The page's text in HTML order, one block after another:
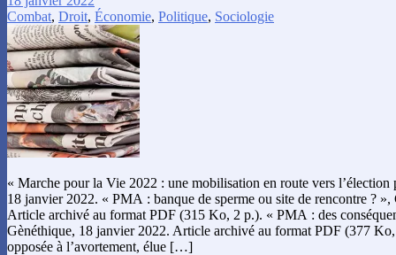
Combat, Droit, Économie, Politique, Sociologie
« Marche pour la Vie 2022 : une mobilisation en route vers
18 janvier 2022. « PMA : banque de sperme ou site de rencontre ?
Article archivé au format PDF (315 Ko, 2 p.). « PMA : des
Gènéthique, 18 janvier 2022. Article archivé au format PDF (377
opposée à l’avortement, élue […]